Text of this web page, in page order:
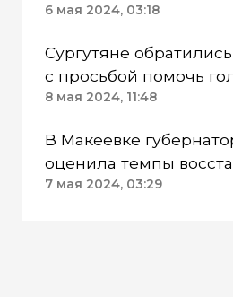
6 мая 2024, 03:18
Сургутяне
с просьбой помочь
инвалидам поселка
8 мая 2024, 11:48
В Макеевке
оценила темпы
работ
7 мая 2024, 03:29